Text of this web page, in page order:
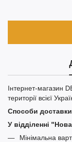
Інтернет-магазин
території всієї
Способи доставки
У відділенні
Мінімальна